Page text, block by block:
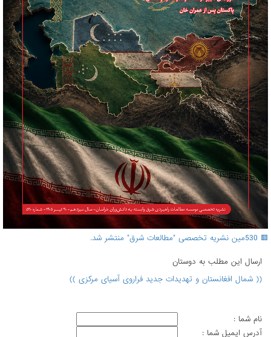
🟥 530مین نشریه تخصصی "مطالعات شرق" منتشر شد.
ارسال اين مطلب به دوستان
(( شمال افغانستان و تهدیدات جدید فراروی آسیای مرکزی ))
نام شما :
آدرس ايميل شما :